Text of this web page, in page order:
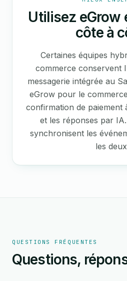
Utilisez eGrow
côte à
Certaines équipes
commerce conservent
messagerie intégrée au
eGrow pour le
confirmation de paiement
et les réponses par
synchronisent les
les
QUESTIONS FRÉQUENTES
Questions,